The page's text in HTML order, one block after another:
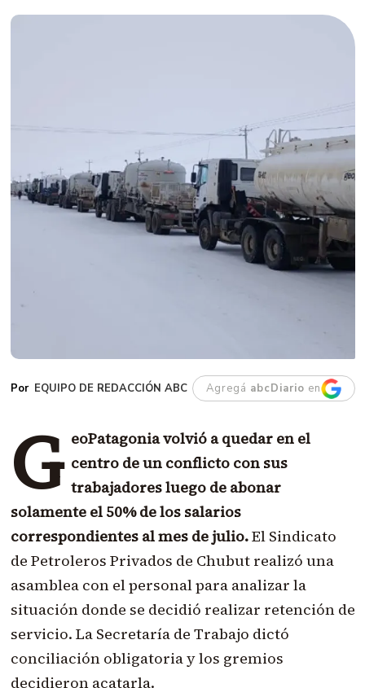
EQUIPO DE REDACCIÓN ABC Agregá abcDiario en
G eoPatagonia volvió a quedar en el
centro de un conflicto con sus
trabajadores luego de abonar
solamente el 50% de los salarios
correspondientes al mes de julio.El Sindicato
de Petroleros Privados de Chubut realizó una
asamblea con el personal para analizar la
situación donde se decidió realizar retención de
servicio. La Secretaría de Trabajo dictó
conciliación obligatoria y los gremios
decidieron acatarla.